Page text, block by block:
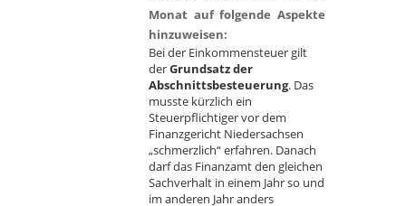
Monat auf folgende Aspekte
hinzuweisen:
Bei der Einkommensteuer gilt
derGrundsatz der
Abschnittsbesteuerung. Das
musste kürzlich ein
Steuerpflichtiger vor dem
Finanzgericht Niedersachsen
„schmerzlich“ erfahren. Danach
darf das Finanzamt den gleichen
Sachverhalt in einem Jahr so und
im anderen Jahr anders